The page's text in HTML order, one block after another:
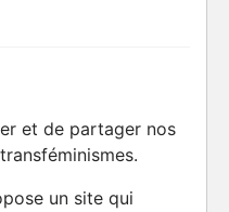
et de partager nos
un site qui